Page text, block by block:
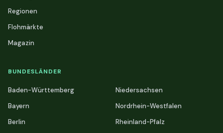
Regionen
Flohmärkte
Magazin
BUNDESLÄNDER
Baden-Württemberg
Bayern
Berlin
Niedersachsen
Nordrhein-Westfalen
Rheinland-Pfalz